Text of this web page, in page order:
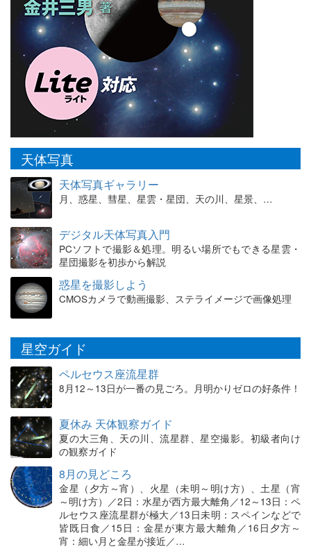
天体写真
天体写真ギャラリー
月、惑星、彗星、星雲・星団、天の川、星景、…
デジタル天体写真入門
PCソフトで撮影＆処理。明るい場所でもできる星雲・
星団撮影を初歩から解説
惑星を撮影しよう
CMOSカメラで動画撮影、ステライメージで画像処理
星空ガイド
ペルセウス座流星群
8月12～13日が一番の見ごろ。月明かりゼロの好条件！
夏休み 天体観察ガイド
夏の大三角、天の川、流星群、星空撮影。初級者向け
の観察ガイド
8月の見どころ
金星（夕方～宵）、火星（未明～明け方）、土星（宵
～明け方）／2日：水星が西方最大離角／12～13日：ペ
ルセウス座流星群が極大／13日未明：スペインなどで
皆既日食／15日：金星が東方最大離角／16日夕方～
宵：細い月と金星が接近／…